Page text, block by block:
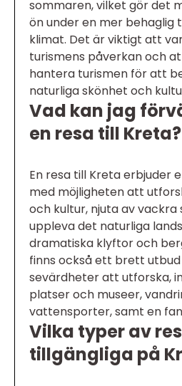
sommaren, vilket gör det
ön under en mer
klimat. Det är viktigt att
turismens påverkan och
hantera turismen för att
naturliga skönhet och
Vad kan jag
en resa till Kreta?
En resa till Kreta erbjuder
med möjligheten att
och kultur, njuta av
uppleva det naturliga
dramatiska klyftor och
finns också ett brett
sevärdheter att utforska,
platser och museer,
vattensporter, samt en
Vilka typer av
tillgängliga på